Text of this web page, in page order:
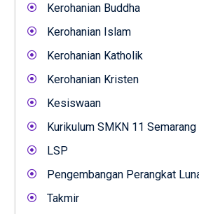
Kerohanian Buddha
Kerohanian Islam
Kerohanian Katholik
Kerohanian Kristen
Kesiswaan
Kurikulum SMKN 11 Semarang
LSP
Pengembangan Perangkat
Takmir